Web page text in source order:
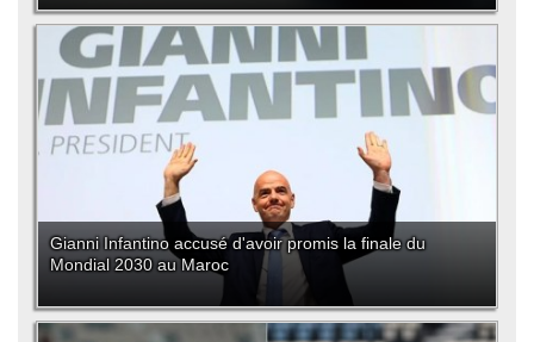
Gianni Infantino accusé d'avoir promis la finale du
Mondial 2030 au Maroc